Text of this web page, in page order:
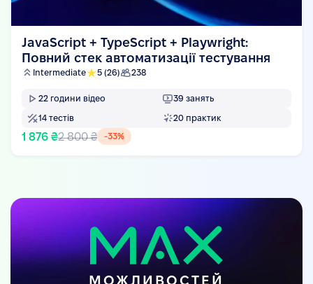
JavaScript + TypeScript + Playwright:
Повний стек автоматизації тестування
Intermediate 5 (26) 238
22 години відео 39 занять
14 тестів 20 практик
1 876 ₴2 800 ₴ -33%